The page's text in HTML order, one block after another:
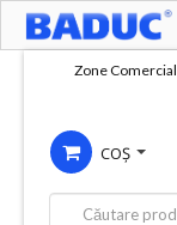
Compania
Servicii
Zone
COȘ